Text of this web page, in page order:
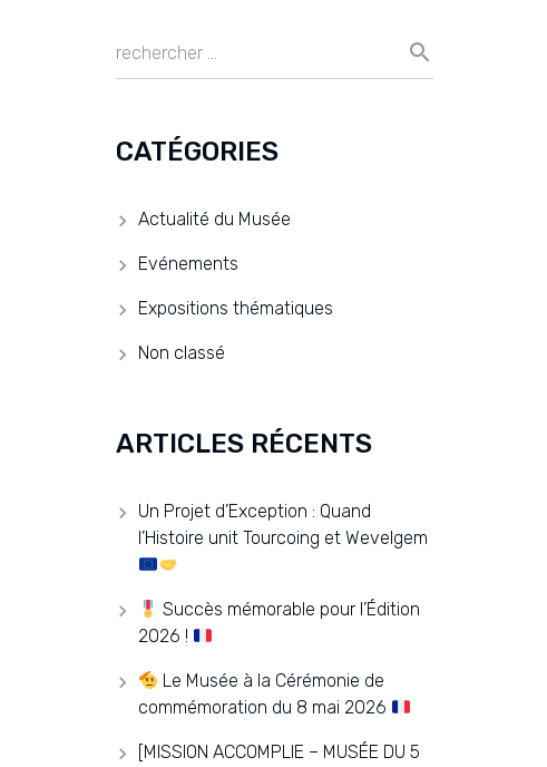
CATÉGORIES
Actualité du Musée
Evénements
Expositions thématiques
Non classé
ARTICLES RÉCENTS
Un Projet d’Exception : Quand
l’Histoire unit Tourcoing et Wevelgem
Succès mémorable pour l’Édition
2026 !
Le Musée à la Cérémonie de
commémoration du 8 mai 2026
[MISSION ACCOMPLIE – MUSÉE DU 5